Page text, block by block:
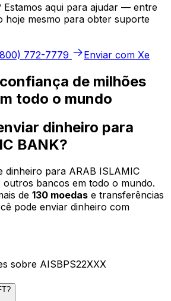
Estamos aqui para ajudar — entre
hoje mesmo para obter suporte
772-7779
Enviar com Xe
de milhões
todo o mundo
dinheiro para
BANK?
dinheiro para ARAB ISLAMIC
outros bancos em todo o mundo.
de 130 moedas e transferências
pode enviar dinheiro com
sobre AISBPS22XXX